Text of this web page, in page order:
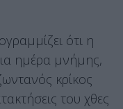
ότι η
ημέρα μνήμης,
κρίκος
του χθες